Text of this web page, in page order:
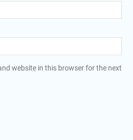
website in this browser for the next